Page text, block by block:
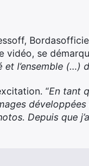
vidéo, se
l’ensemble (…)
“En tant
développées
Depuis que